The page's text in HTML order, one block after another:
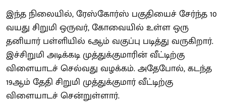
இந்த நிலையில், ரேஸ்கோர்ஸ் பகுதியைச் சேர்ந்த 10
வயது சிறுமி ஒருவர், கோவையில் உள்ள ஒரு
தனியார் பள்ளியில் 6ஆம் வகுப்பு படித்து வருகிறார்.
இச்சிறுமி அடிக்கடி முத்துக்குமாரின் வீட்டிற்கு
விளையாடச் செல்வது வழக்கம். அதேபோல், கடந்த
19ஆம் தேதி சிறுமி முத்துக்குமார் வீட்டிற்கு
விளையாடச் சென்றுள்ளார்.